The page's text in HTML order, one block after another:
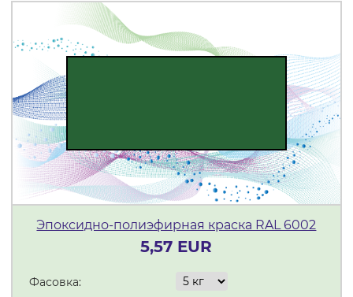
Эпоксидно-полиэфирная краска RAL 6002
5,57 EUR
Фасовка: